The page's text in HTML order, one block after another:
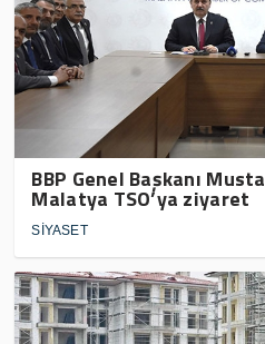
BBP Genel Başkanı
Malatya TSO’ya ziyaret
SİYASET